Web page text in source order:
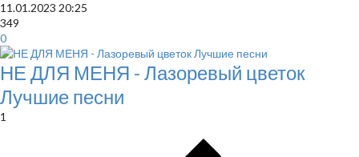
11.01.2023 20:25
349
0
НЕ ДЛЯ МЕНЯ - Лазоревый цветок
Лучшие песни
1